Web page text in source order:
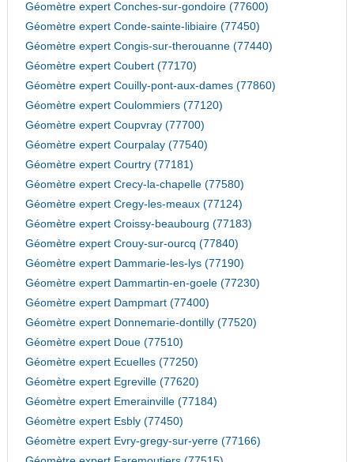
Géomètre expert Conches-sur-gondoire (77600)
Géomètre expert Conde-sainte-libiaire (77450)
Géomètre expert Congis-sur-therouanne (77440)
Géomètre expert Coubert (77170)
Géomètre expert Couilly-pont-aux-dames (77860)
Géomètre expert Coulommiers (77120)
Géomètre expert Coupvray (77700)
Géomètre expert Courpalay (77540)
Géomètre expert Courtry (77181)
Géomètre expert Crecy-la-chapelle (77580)
Géomètre expert Cregy-les-meaux (77124)
Géomètre expert Croissy-beaubourg (77183)
Géomètre expert Crouy-sur-ourcq (77840)
Géomètre expert Dammarie-les-lys (77190)
Géomètre expert Dammartin-en-goele (77230)
Géomètre expert Dampmart (77400)
Géomètre expert Donnemarie-dontilly (77520)
Géomètre expert Doue (77510)
Géomètre expert Ecuelles (77250)
Géomètre expert Egreville (77620)
Géomètre expert Emerainville (77184)
Géomètre expert Esbly (77450)
Géomètre expert Evry-gregy-sur-yerre (77166)